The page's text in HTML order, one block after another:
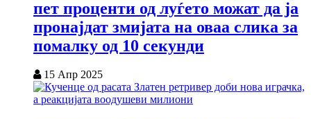
пет проценти од луѓето можат да ја
пронајдат змијата на оваа слика за
помалку од 10 секунди
15 Апр 2025